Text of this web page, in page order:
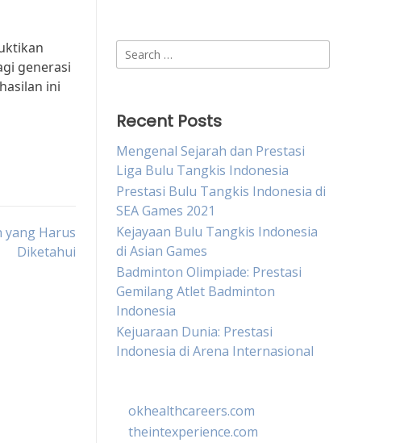
generasi
ini
yang Harus
Diketahui
Search
for:
Recent Posts
Mengenal Sejarah dan Prestasi
Liga Bulu Tangkis Indonesia
Prestasi Bulu Tangkis Indonesia di
SEA Games 2021
Kejayaan Bulu Tangkis Indonesia
di Asian Games
Badminton Olimpiade: Prestasi
Gemilang Atlet Badminton
Indonesia
Kejuaraan Dunia: Prestasi
Indonesia di Arena Internasional
okhealthcareers.com
theintexperience.com